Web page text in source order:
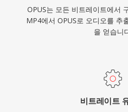
OPUS는 모든 비트레이트에서
MP4에서 OPUS로 오디오를 추
을 얻습니
비트레이트